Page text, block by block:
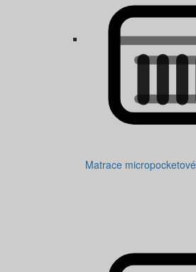
Matrace micropocketové